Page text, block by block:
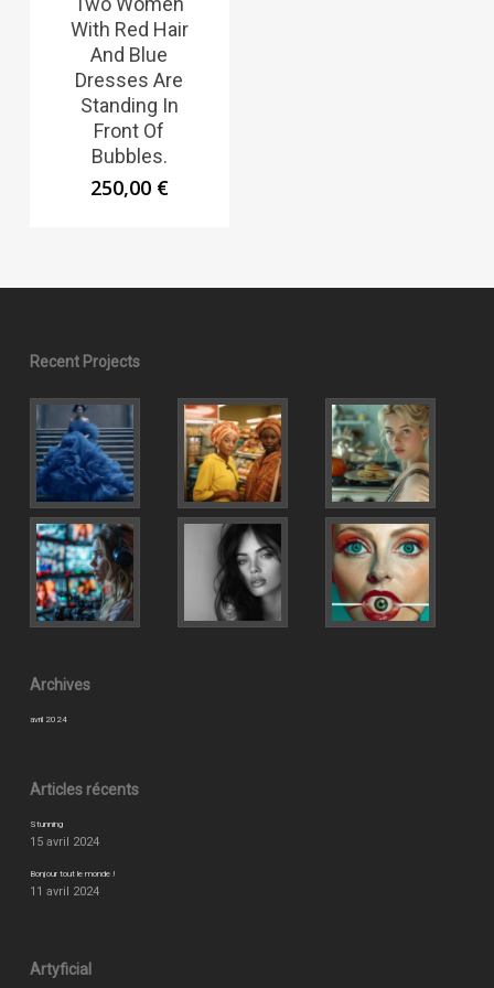
With Red Hair
And Blue
Dresses Are
Standing In
Front Of
Bubbles.
250,00 €
Recent Projects
Archives
avril 2024
Articles récents
Stunning
15 avril 2024
Bonjour tout le monde !
11 avril 2024
Artyficial